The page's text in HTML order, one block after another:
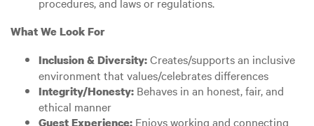
What We Look For
Inclusion & Diversity:Creates/supports an inclusive
environment that values/celebrates differences
Integrity/Honesty: Behaves in an honest, fair, and
ethical manner
Guest Experience: Enjoys working and connecting